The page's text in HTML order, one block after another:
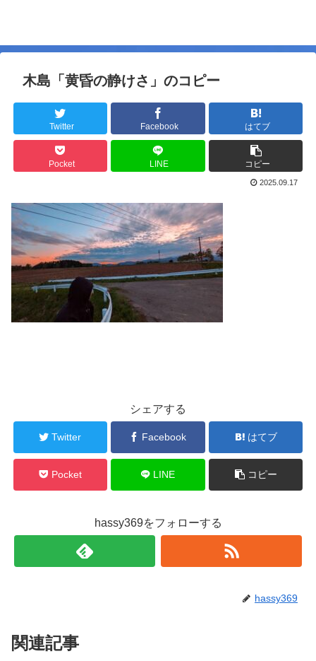
木島「黄昏の静けさ」のコピー
Twitter Facebook はてブ
Pocket LINE コピー
2025.09.17
シェアする
Twitter Facebook はてブ
Pocket LINE コピー
hassy369をフォローする
hassy369
関連記事